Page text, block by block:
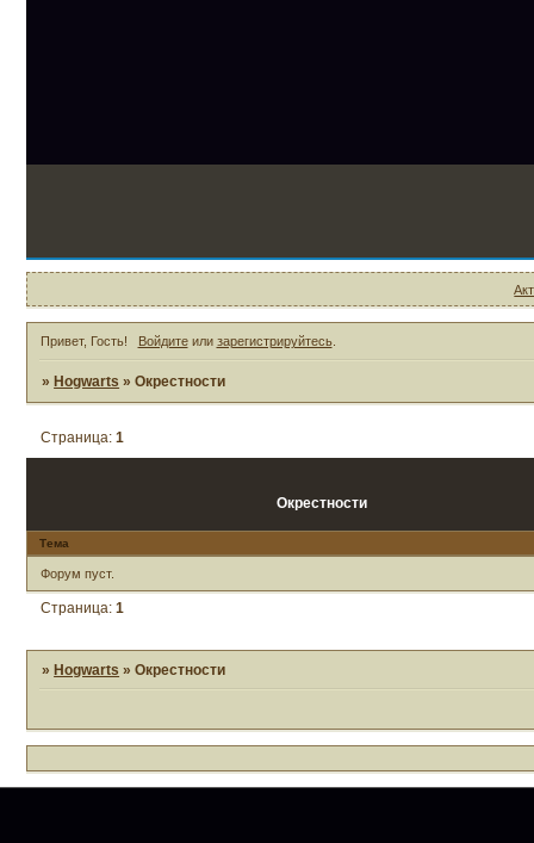
Привет, Гость! Войдитеили зарегистрируйтесь.
» Hogwarts »Окрестности
Окрестности
Страница:1
Тема
Форум пуст.
Страница:1
» Hogwarts »Окрестности